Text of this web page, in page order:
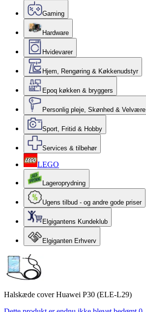
Gaming
Hardware
Hvidevarer
Hjem, Rengøring & Køkkenudstyr
Epoq køkken & bryggers
Personlig pleje, Skønhed & Velvære
Sport, Fritid & Hobby
Services & tilbehør
LEGO
Lageroprydning
Ugens tilbud - og andre gode priser
Elgigantens Kundeklub
Elgiganten Erhverv
Halskæde cover Huawei P30 (ELE-L29)